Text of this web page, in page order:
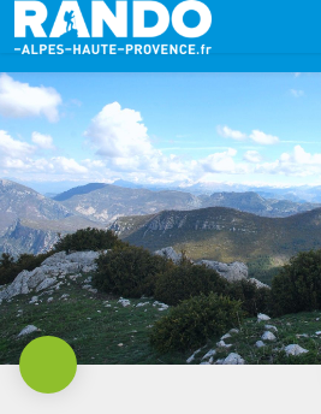
Sommet de l'Agra (1 523 m)
Vue depuis le sommet -